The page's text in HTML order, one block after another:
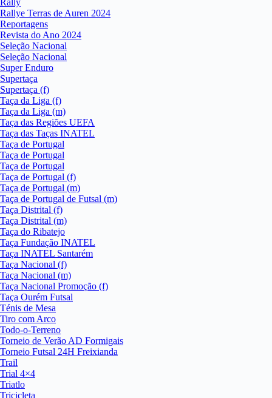
Rally
Rallye Terras de Auren 2024
Reportagens
Revista do Ano 2024
Seleção Nacional
Seleção Nacional
Super Enduro
Supertaça
Supertaça (f)
Taça da Liga (f)
Taça da Liga (m)
Taça das Regiões UEFA
Taça das Taças INATEL
Taça de Portugal
Taça de Portugal
Taça de Portugal
Taça de Portugal (f)
Taça de Portugal (m)
Taça de Portugal de Futsal (m)
Taça Distrital (f)
Taça Distrital (m)
Taça do Ribatejo
Taça Fundação INATEL
Taça INATEL Santarém
Taça Nacional (f)
Taça Nacional (m)
Taça Nacional Promoção (f)
Taça Ourém Futsal
Ténis de Mesa
Tiro com Arco
Todo-o-Terreno
Torneio de Verão AD Formigais
Torneio Futsal 24H Freixianda
Trail
Trial 4×4
Triatlo
Tricicleta